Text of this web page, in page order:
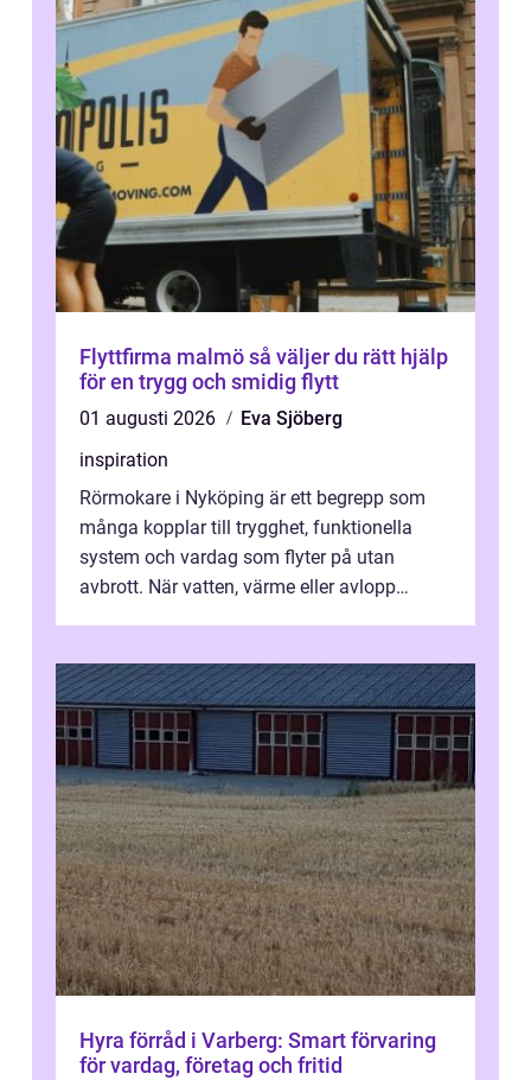
Flyttfirma malmö så väljer du rätt hjälp
för en trygg och smidig flytt
01 augusti 2026
Eva Sjöberg
inspiration
Rörmokare i Nyköping är ett begrepp som
många kopplar till trygghet, funktionella
system och vardag som flyter på utan
avbrott. När vatten, värme eller avlopp
Hyra förråd i Varberg: Smart förvaring
för vardag, företag och fritid